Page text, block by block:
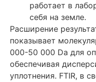
работает в
себя на земле.
Расширение
показывает
000-50 000 Da для
обеспечивая
уплотнения. FTIR, в